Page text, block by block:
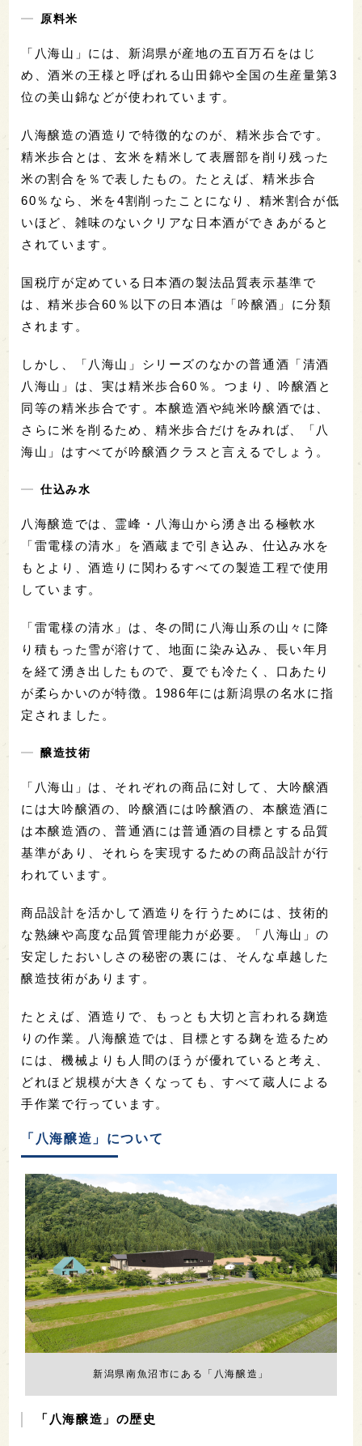
原料米
「八海山」には、新潟県が産地の五百万石をはじ
め、酒米の王様と呼ばれる山田錦や全国の生産量第3
位の美山錦などが使われています。
八海醸造の酒造りで特徴的なのが、精米歩合です。
精米歩合とは、玄米を精米して表層部を削り残った
米の割合を％で表したもの。たとえば、精米歩合
60％なら、米を4割削ったことになり、精米割合が低
いほど、雑味のないクリアな日本酒ができあがると
されています。
国税庁が定めている日本酒の製法品質表示基準で
は、精米歩合60％以下の日本酒は「吟醸酒」に分類
されます。
しかし、「八海山」シリーズのなかの普通酒「清酒
八海山」は、実は精米歩合60％。つまり、吟醸酒と
同等の精米歩合です。本醸造酒や純米吟醸酒では、
さらに米を削るため、精米歩合だけをみれば、「八
海山」はすべてが吟醸酒クラスと言えるでしょう。
仕込み水
八海醸造では、霊峰・八海山から湧き出る極軟水
「雷電様の清水」を酒蔵まで引き込み、仕込み水を
もとより、酒造りに関わるすべての製造工程で使用
しています。
「雷電様の清水」は、冬の間に八海山系の山々に降
り積もった雪が溶けて、地面に染み込み、長い年月
を経て湧き出したもので、夏でも冷たく、口あたり
が柔らかいのが特徴。1986年には新潟県の名水に指
定されました。
醸造技術
「八海山」は、それぞれの商品に対して、大吟醸酒
には大吟醸酒の、吟醸酒には吟醸酒の、本醸造酒に
は本醸造酒の、普通酒には普通酒の目標とする品質
基準があり、それらを実現するための商品設計が行
われています。
商品設計を活かして酒造りを行うためには、技術的
な熟練や高度な品質管理能力が必要。「八海山」の
安定したおいしさの秘密の裏には、そんな卓越した
醸造技術があります。
たとえば、酒造りで、もっとも大切と言われる麹造
りの作業。八海醸造では、目標とする麹を造るため
には、機械よりも人間のほうが優れていると考え、
どれほど規模が大きくなっても、すべて蔵人による
手作業で行っています。
「八海醸造」について
新潟県南魚沼市にある「八海醸造」
「八海醸造」の歴史